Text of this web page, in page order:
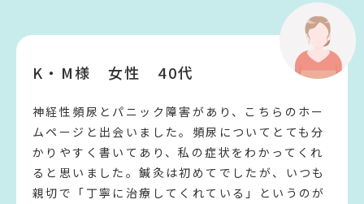
K・M様 女性 40代
神経性頻尿とパニック障害があり、こちらのホー
ムページと出会いました。頻尿についてとても分
かりやすく書いてあり、私の症状をわかってくれ
ると思いました。鍼灸は初めてでしたが、いつも
親切で「丁寧に治療してくれている」というのが